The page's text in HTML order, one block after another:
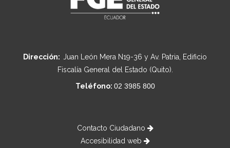
Dirección: Juan León Mera N19-36 y Av. Patria, Edificio
Fiscalía General del Estado (Quito).
Teléfono: 02 3985 800
Contacto Ciudadano
Accesibilidad web